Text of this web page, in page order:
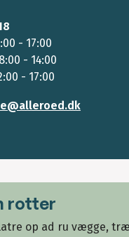
- 17:00
- 14:00
- 17:00
rotter
op ad ru vægge,